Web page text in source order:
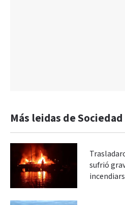
Más leidas de Sociedad
sufrió